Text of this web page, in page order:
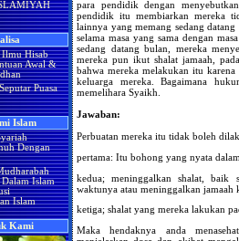
Ilmu Hisab
Awal &
Puasa
Islam
Dengan
Islam
Islam
Kami
para pendidik dengan
pendidik itu membiarkan mereka
lainnya yang memang sedang
selama masa yang sama dengan
sedang datang bulan, mereka
mereka pun ikut shalat jamaah,
bahwa mereka melakukan itu
keluarga mereka. Bagaimana
memelihara Syaikh.
Jawaban:
Perbuatan mereka itu tidak boleh
pertama: Itu bohong yang nyata
kedua; meninggalkan shalat, baik
waktunya atau meninggalkan jamaah
ketiga; shalat yang mereka lakukan
Maka hendaknya anda